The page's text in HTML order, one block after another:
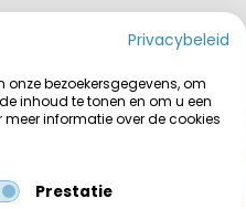
Privacybeleid
bezoekersgegevens, om
inhoud te tonen en om u een
informatie over de cookies
Prestatie